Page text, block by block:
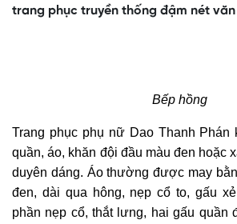
trang phục truyền thống đậm nét
Bếp hồng
Trang phục phụ nữ Dao Thanh Phán
quần, áo, khăn đội đầu màu đen hoặc
duyên dáng. Áo thường được may
đen, dài qua hông, nẹp cổ to, gấu
phần nẹp cổ, thắt lưng, hai gấu quần